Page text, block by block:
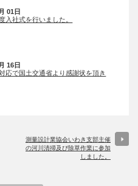
01日
入社式を行いました。
16日
応で国土交通省より感謝状を頂き
測量設計業協会いわき支部主催
の河川清掃及び除草作業に参加
しました。